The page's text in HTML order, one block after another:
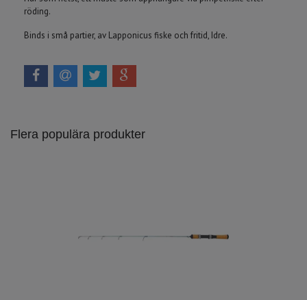
röding.
Binds i små partier, av Lapponicus fiske och fritid, Idre.
Flera populära produkter